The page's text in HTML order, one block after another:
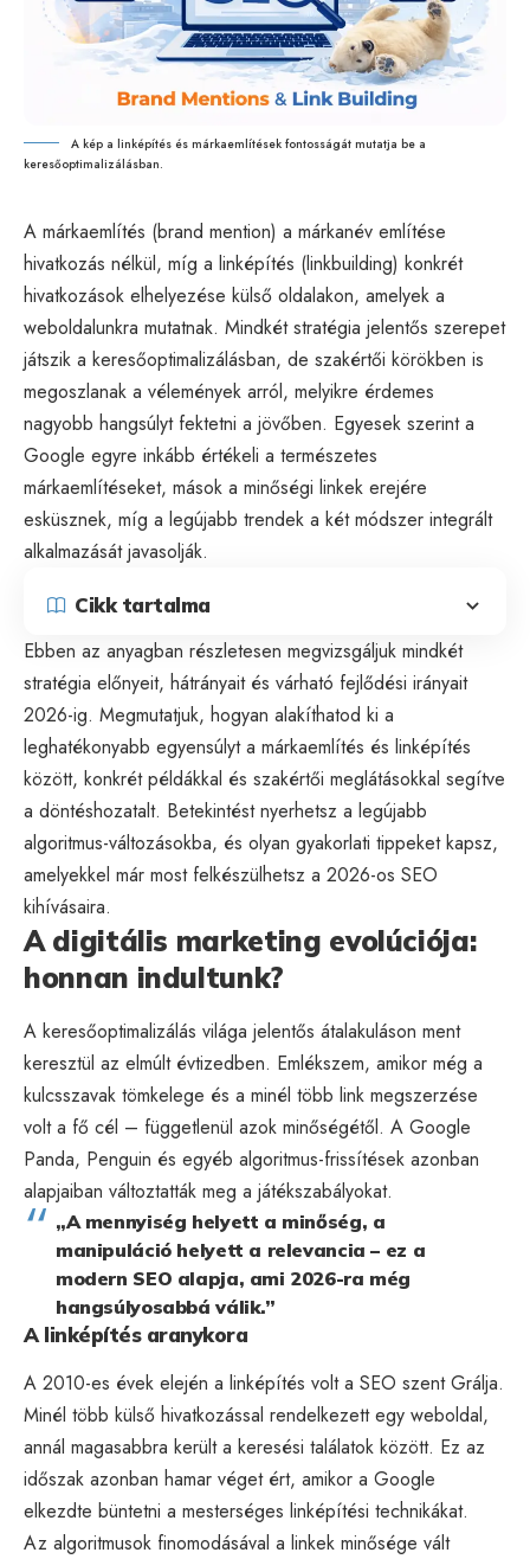
A kép a linképítés és márkaemlítések fontosságát mutatja be a
keresőoptimalizálásban.
A márkaemlítés (brand mention) a márkanév említése
hivatkozás nélkül, míg a linképítés (linkbuilding) konkrét
hivatkozások elhelyezése külső oldalakon, amelyek a
weboldalunkra mutatnak. Mindkét stratégia jelentős szerepet
játszik a keresőoptimalizálásban, de szakértői körökben is
megoszlanak a vélemények arról, melyikre érdemes
nagyobb hangsúlyt fektetni a jövőben. Egyesek szerint a
Google egyre inkább értékeli a természetes
márkaemlítéseket, mások a minőségi linkek erejére
esküsznek, míg a legújabb trendek a két módszer integrált
alkalmazását javasolják.
Cikk tartalma
Ebben az anyagban részletesen megvizsgáljuk mindkét
stratégia előnyeit, hátrányait és várható fejlődési irányait
2026-ig. Megmutatjuk, hogyan alakíthatod ki a
leghatékonyabb egyensúlyt a márkaemlítés és linképítés
között, konkrét példákkal és szakértői meglátásokkal segítve
a döntéshozatalt. Betekintést nyerhetsz a legújabb
algoritmus-változásokba, és olyan gyakorlati tippeket kapsz,
amelyekkel már most felkészülhetsz a 2026-os SEO
kihívásaira.
A digitális marketing evolúciója:
honnan indultunk?
A keresőoptimalizálás világa jelentős átalakuláson ment
keresztül az elmúlt évtizedben. Emlékszem, amikor még a
kulcsszavak tömkelege és a minél több link megszerzése
volt a fő cél – függetlenül azok minőségétől. A Google
Panda, Penguin és egyéb algoritmus-frissítések azonban
alapjaiban változtatták meg a játékszabályokat.
„A mennyiség helyett a minőség, a
manipuláció helyett a relevancia – ez a
modern SEO alapja, ami 2026-ra még
hangsúlyosabbá válik.”
A linképítés aranykora
A 2010-es évek elején a linképítés volt a SEO szent Grálja.
Minél több külső hivatkozással rendelkezett egy weboldal,
annál magasabbra került a keresési találatok között. Ez az
időszak azonban hamar véget ért, amikor a Google
elkezdte büntetni a mesterséges linképítési technikákat.
Az algoritmusok finomodásával a linkek minősége vált